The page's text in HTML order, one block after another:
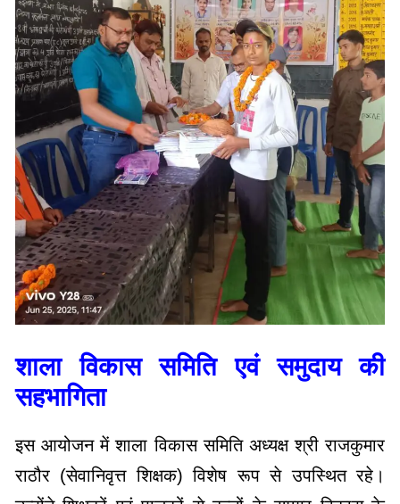
शाला विकास समिति एवं समुदाय की
इस आयोजन में शाला विकास समिति अध्यक्ष श्री राजकुमार
राठौर (सेवानिवृत्त शिक्षक) विशेष रूप से उपस्थित रहे।
उन्होंने शिक्षकों एवं पालकों से बच्चों के समग्र विकास के
लिए सहयोग की अपील की।